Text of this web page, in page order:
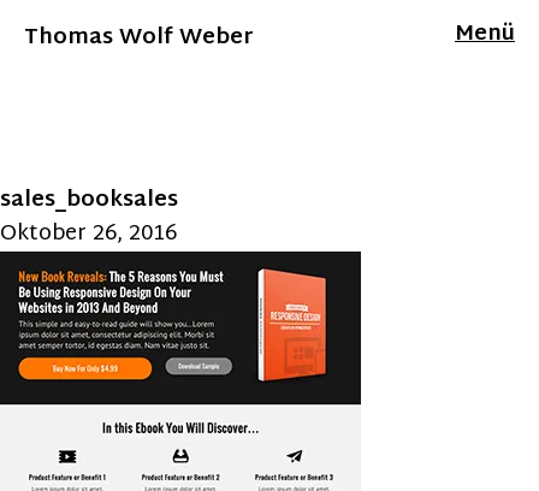
Thomas Wolf Weber Menü
sales_booksales
Oktober 26, 2016